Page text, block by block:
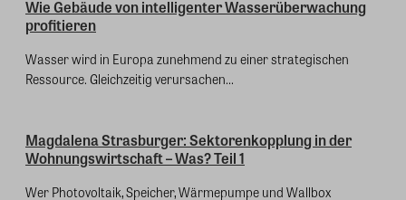
Wie Gebäude von intelligenter Wasserüberwachung
profitieren
Wasser wird in Europa zunehmend zu einer strategischen
Ressource. Gleichzeitig verursachen...
Magdalena Strasburger: Sektorenkopplung in der
Wohnungswirtschaft – Was? Teil 1
Wer Photovoltaik, Speicher, Wärmepumpe und Wallbox